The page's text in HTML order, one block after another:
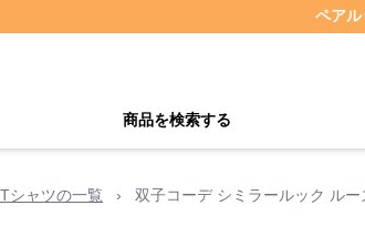
ペアル
商品を検索する
Tシャツの一覧 › 双子コーデ シミラールック ル